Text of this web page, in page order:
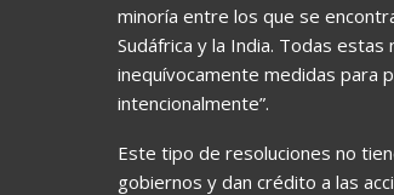
minoría entre los que se
Sudáfrica y la India. Todas estas
inequívocamente medidas para
intencionalmente”.
Este tipo de resoluciones no
gobiernos y dan crédito a las